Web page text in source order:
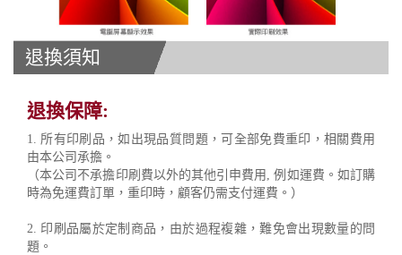
退換須知
退換保障:
1. 所有印刷品，如出現品質問題，可全部免費重印，相關費用
由本公司承擔。
（本公司不承擔印刷費以外的其他引申費用, 例如運費。如訂購
時為免運費訂單，重印時，顧客仍需支付運費。）
2. 印刷品屬於定制商品，由於過程複雜，難免會出現數量的問
題。